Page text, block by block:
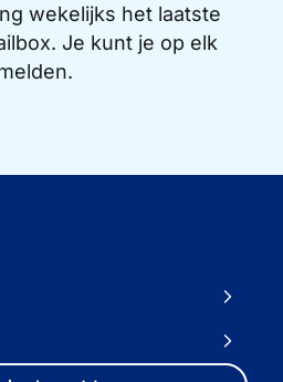
wekelijks het laatste
Je kunt je op elk